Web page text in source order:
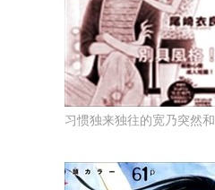
习惯独来独往的宽乃突然